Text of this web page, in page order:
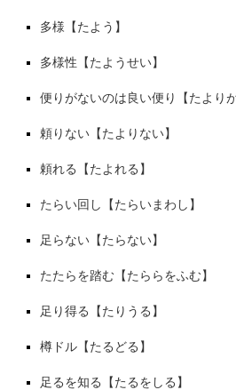
多様【たよう】
多様性【たようせい】
便りがないのは良い便り【たより
頼りない【たよりない】
頼れる【たよれる】
たらい回し【たらいまわし】
足らない【たらない】
たたらを踏む【たららをふむ】
足り得る【たりうる】
樽ドル【たるどる】
足るを知る【たるをしる】